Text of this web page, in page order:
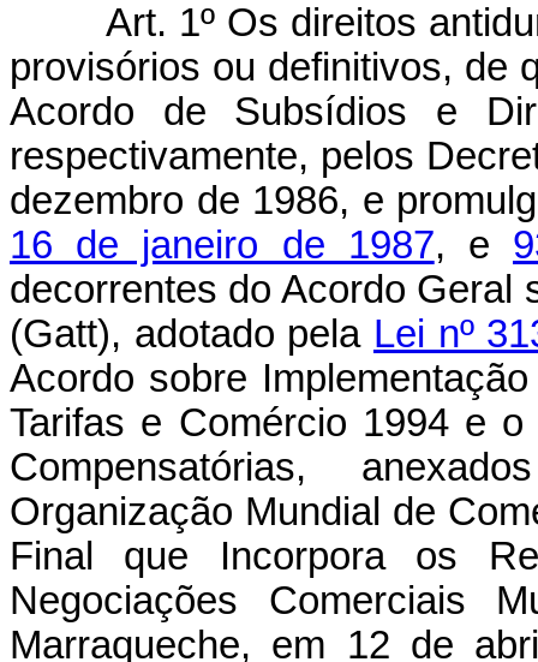
Art. 1º Os direitos
provisórios ou definitivos, de
Acordo de Subsídios e
respectivamente, pelos
dezembro de 1986, e
16 de janeiro de 1987, e
decorrentes do Acordo Geral
(Gatt), adotado pela Lei nº
Acordo sobre
Tarifas e Comércio 1994 e
Compensatórias,
Organização Mundial de
Final que Incorpora os
Negociações Comerciais
Marraqueche, em 12 de